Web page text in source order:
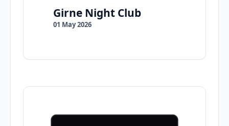
Girne Night Club
01 May 2026